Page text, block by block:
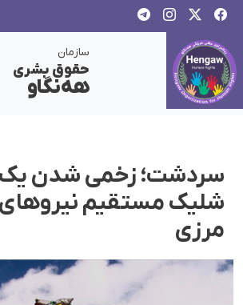
سازمان
حقوق بشری
هەنگاو
سردشت؛ زخمی شدن یک
شلیک مستقیم
مرزی